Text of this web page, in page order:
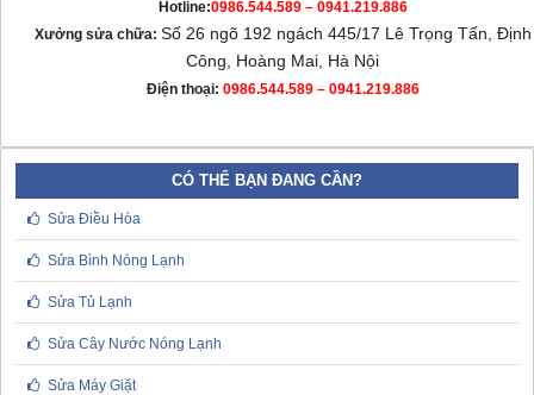
Hotline:0986.544.589 – 0941.219.886
Xưởng sửa chữa: Số 26 ngõ 192 ngách 445/17 Lê Trọng Tấn, Định
Công, Hoàng Mai, Hà Nội
Điện thoại: 0986.544.589 – 0941.219.886
CÓ THỂ BẠN ĐANG CẦN?
Sửa Điều Hòa
Sửa Bình Nóng Lạnh
Sửa Tủ Lạnh
Sửa Cây Nước Nóng Lạnh
Sửa Máy Giặt